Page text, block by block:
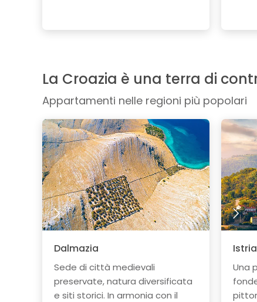
La Croazia è una terra di
Appartamenti nelle regioni più popolari
Dalmazia
Sede di città medievali
preservate, natura diversificata
e siti storici. In armonia con il
Istria
Una